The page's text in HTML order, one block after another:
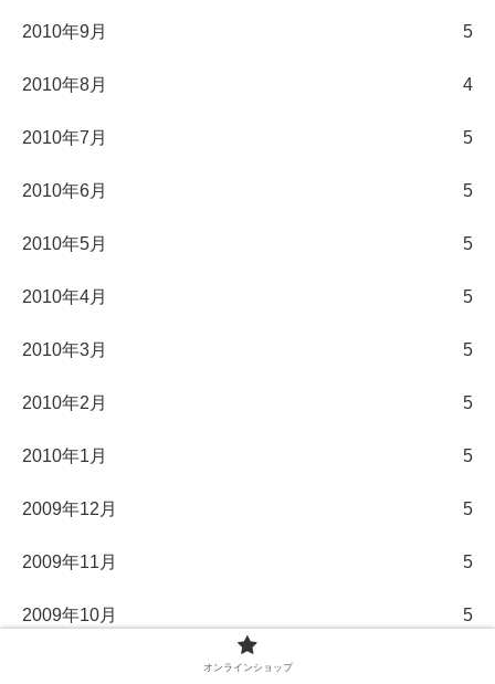
2010年9月 5
2010年8月 4
2010年7月 5
2010年6月 5
2010年5月 5
2010年4月 5
2010年3月 5
2010年2月 5
2010年1月 5
2009年12月 5
2009年11月 5
2009年10月 5
オンラインショップ